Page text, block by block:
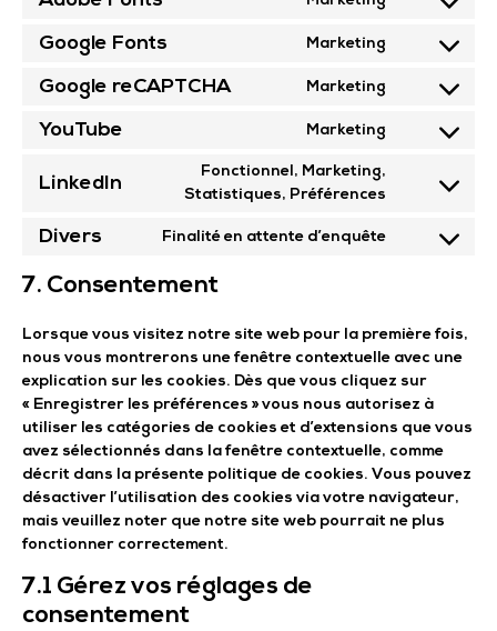
Google Fonts Marketing
Google reCAPTCHA Marketing
YouTube Marketing
LinkedIn
Fonctionnel, Marketing,
Statistiques, Préférences
Divers Finalité en attente d’enquête
7. Consentement
Lorsque vous visitez notre site web pour la première fois,
nous vous montrerons une fenêtre contextuelle avec une
explication sur les cookies. Dès que vous cliquez sur
« Enregistrer les préférences » vous nous autorisez à
utiliser les catégories de cookies et d’extensions que vous
avez sélectionnés dans la fenêtre contextuelle, comme
décrit dans la présente politique de cookies. Vous pouvez
désactiver l’utilisation des cookies via votre navigateur,
mais veuillez noter que notre site web pourrait ne plus
fonctionner correctement.
7.1 Gérez vos réglages de
consentement